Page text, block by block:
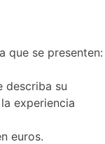
que se presenten:
describa su
experiencia
euros.